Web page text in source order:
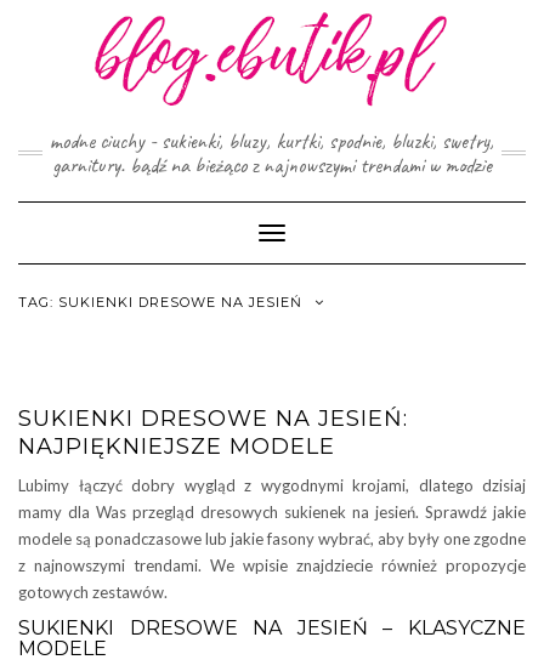
modne ciuchy - sukienki, bluzy, kurtki, spodnie, bluzki, swetry,
garnitury. bądź na bieżąco z najnowszymi trendami w modzie
Toggle
Navigation
TAG: SUKIENKI DRESOWE NA JESIEŃ
SUKIENKI DRESOWE NA JESIEŃ:
NAJPIĘKNIEJSZE MODELE
Lubimy łączyć dobry wygląd z wygodnymi krojami, dlatego dzisiaj
mamy dla Was przegląd dresowych sukienek na jesień. Sprawdź jakie
modele są ponadczasowe lub jakie fasony wybrać, aby były one zgodne
z najnowszymi trendami. We wpisie znajdziecie również propozycje
gotowych zestawów.
SUKIENKI DRESOWE NA JESIEŃ – KLASYCZNE
MODELE